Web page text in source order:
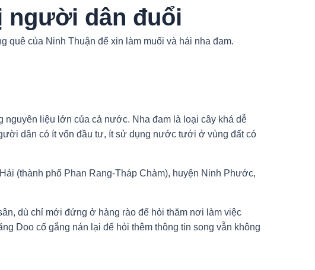
người dân đuổi
quê của Ninh Thuận để xin làm muối và hái nha đam.
nguyên liệu lớn của cả nước. Nha đam là loại cây khá dễ
dân có ít vốn đầu tư, ít sử dụng nước tưới ở vùng đất có
(thành phố Phan Rang-Tháp Chàm), huyện Ninh Phước,
dù chỉ mới đứng ở hàng rào để hỏi thăm nơi làm việc
Doo cố gắng nán lại để hỏi thêm thông tin song vẫn không